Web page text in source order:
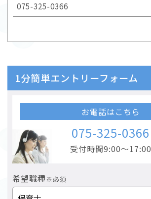
075-325-0366
1分簡単エントリーフォーム
お電話はこちら
075-325-0366
受付時間9:00～17:00
希望職種 ※必須